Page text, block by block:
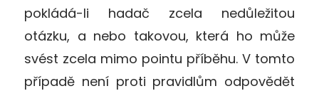
pokládá-li hadač zcela nedůležitou
otázku, a nebo takovou, která ho může
svést zcela mimo pointu příběhu. V tomto
případě není proti pravidlům odpovědět